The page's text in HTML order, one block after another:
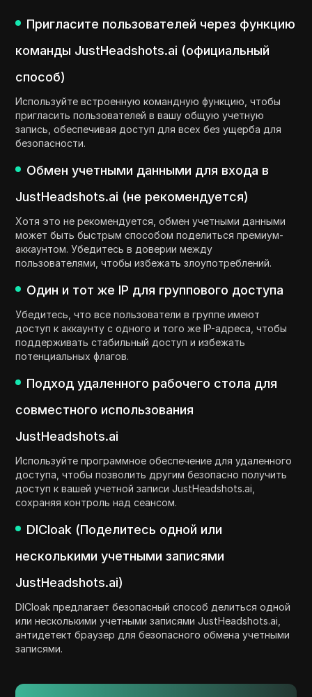
Пригласите пользователей через функцию
команды JustHeadshots.ai (официальный
способ)
Используйте встроенную командную функцию, чтобы
пригласить пользователей в вашу общую учетную
запись, обеспечивая доступ для всех без ущерба для
безопасности.
Обмен учетными данными для входа в
JustHeadshots.ai (не рекомендуется)
Хотя это не рекомендуется, обмен учетными данными
может быть быстрым способом поделиться премиум-
аккаунтом. Убедитесь в доверии между
пользователями, чтобы избежать злоупотреблений.
Один и тот же IP для группового доступа
Убедитесь, что все пользователи в группе имеют
доступ к аккаунту с одного и того же IP-адреса, чтобы
поддерживать стабильный доступ и избежать
потенциальных флагов.
Подход удаленного рабочего стола для
совместного использования
JustHeadshots.ai
Используйте программное обеспечение для удаленного
доступа, чтобы позволить другим безопасно получить
доступ к вашей учетной записи JustHeadshots.ai,
сохраняя контроль над сеансом.
DICloak (Поделитесь одной или
несколькими учетными записями
JustHeadshots.ai)
DICloak предлагает безопасный способ делиться одной
или несколькими учетными записями JustHeadshots.ai,
антидетект браузер для безопасного обмена учетными
записями.